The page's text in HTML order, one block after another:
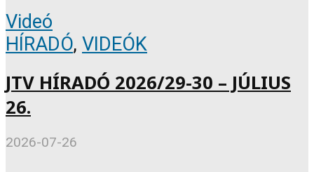
Videó
HÍRADÓ, VIDEÓK
JTV HÍRADÓ 2026/29-30 – JÚLIUS
26.
2026-07-26